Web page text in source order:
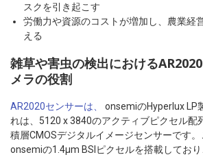
スクを引き起こす
労働力や資源のコストが増加し、農業経
える
雑草や害虫の検出における
メラの役割
AR2020センサーは、
onsemiのHyperlux LP
れは、5120 x 3840のアクティブピクセル配
積層CMOSデジタルイメージセンサーです。
onsemiの1.4μm BSIピクセルを搭載してお